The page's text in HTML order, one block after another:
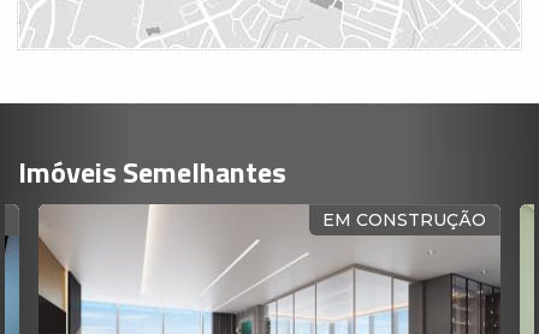
Imóveis Semelhantes
EM CONSTRUÇÃO